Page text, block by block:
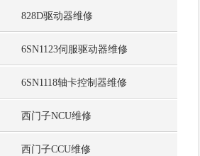
828D驱动器维修
6SN1123伺服驱动器维修
6SN1118轴卡控制器维修
西门子NCU维修
西门子CCU维修